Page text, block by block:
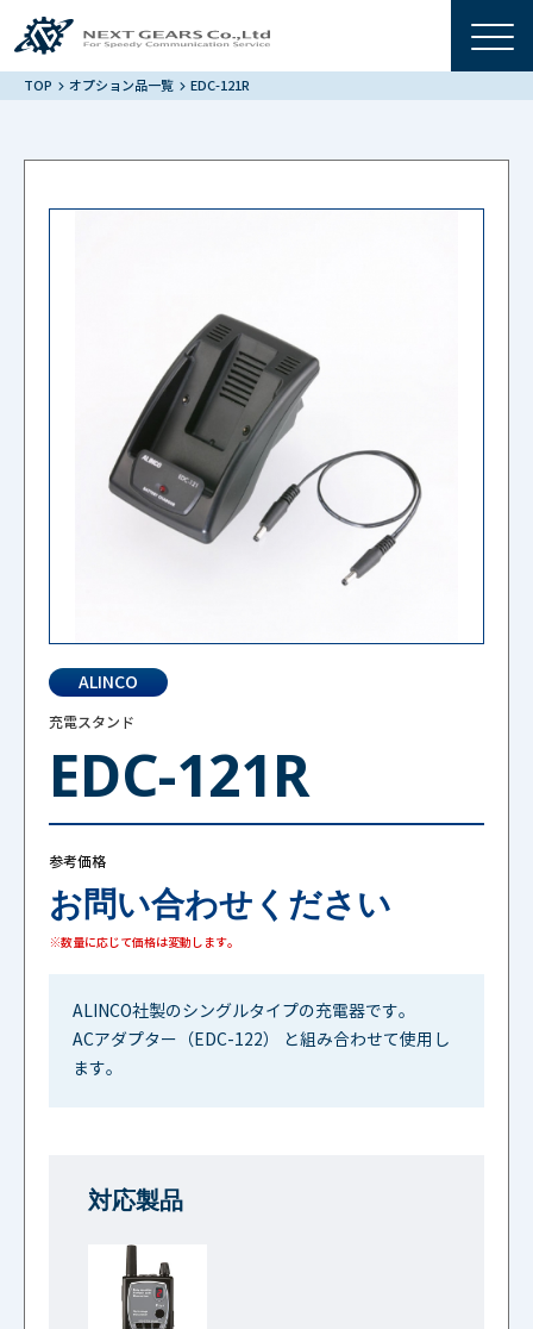
TOP オプション品一覧 EDC-121R
ALINCO
充電スタンド
EDC-121R
参考価格
お問い合わせください
※数量に応じて価格は変動します。
ALINCO社製のシングルタイプの充電器です。
ACアダプター（EDC-122） と組み合わせて使用し
ます。
対応製品